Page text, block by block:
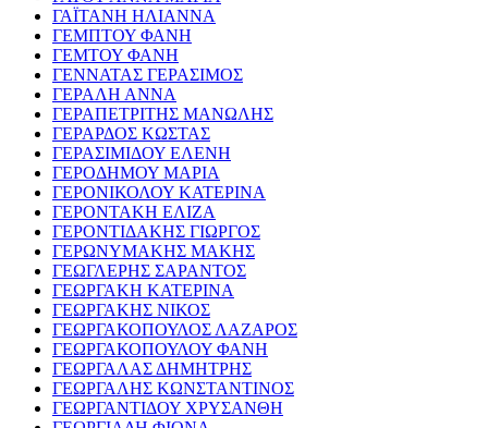
ΓΑΪΤΑΝΗ ΗΛΙΑΝΝΑ
ΓΕΜΠΤΟΥ ΦΑΝΗ
ΓΕΜΤΟΥ ΦΑΝΗ
ΓΕΝΝΑΤΑΣ ΓΕΡΑΣΙΜΟΣ
ΓΕΡΑΛΗ ΑΝΝΑ
ΓΕΡΑΠΕΤΡΙΤΗΣ ΜΑΝΩΛΗΣ
ΓΕΡΑΡΔΟΣ ΚΩΣΤΑΣ
ΓΕΡΑΣΙΜΙΔΟΥ ΕΛΕΝΗ
ΓΕΡΟΔΗΜΟΥ ΜΑΡΙΑ
ΓΕΡΟΝΙΚΟΛΟΥ ΚΑΤΕΡΙΝΑ
ΓΕΡΟΝΤΑΚΗ ΕΛΙΖΑ
ΓΕΡΟΝΤΙΔΑΚΗΣ ΓΙΩΡΓΟΣ
ΓΕΡΩΝΥΜΑΚΗΣ ΜΑΚΗΣ
ΓΕΩΓΛΕΡΗΣ ΣΑΡΑΝΤΟΣ
ΓΕΩΡΓΑΚΗ ΚΑΤΕΡΙΝΑ
ΓΕΩΡΓΑΚΗΣ ΝΙΚΟΣ
ΓΕΩΡΓΑΚΟΠΟΥΛΟΣ ΛΑΖΑΡΟΣ
ΓΕΩΡΓΑΚΟΠΟΥΛΟΥ ΦΑΝΗ
ΓΕΩΡΓΑΛΑΣ ΔΗΜΗΤΡΗΣ
ΓΕΩΡΓΑΛΗΣ ΚΩΝΣΤΑΝΤΙΝΟΣ
ΓΕΩΡΓΑΝΤΙΔΟΥ ΧΡΥΣΑΝΘΗ